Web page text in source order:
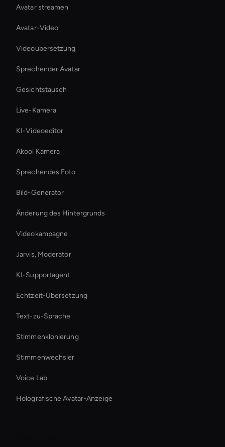
Avatar streamen
Avatar-Video
Videoübersetzung
Sprechender Avatar
Gesichtstausch
Live-Kamera
KI-Videoeditor
Akool Kamera
Sprechendes Foto
Bild-Generator
Änderung des Hintergrunds
Videokampagne
Jarvis, Moderator
KI-Supportagent
Echtzeit-Übersetzung
Text-zu-Sprache
Stimmenklonierung
Stimmenwechsler
Voice Lab
Holografische Avatar-Anzeige